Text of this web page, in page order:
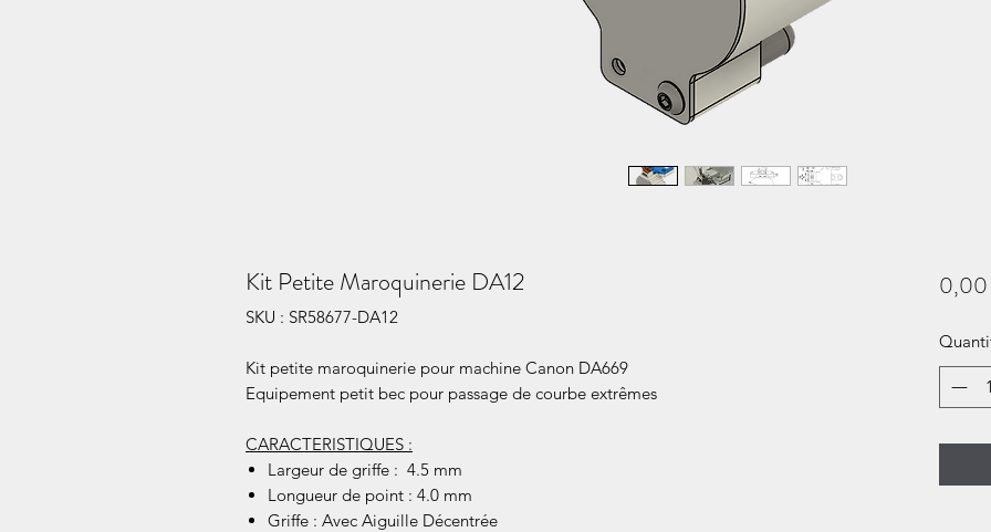
Kit Petite Maroquinerie DA12
SKU : SR58677-DA12
Kit petite maroquinerie pour machine Canon DA669
Equipement petit bec pour passage de courbe extrêmes
CARACTERISTIQUES :
Largeur de griffe : 4.5 mm
Longueur de point : 4.0 mm
Griffe : Avec Aiguille Décentrée